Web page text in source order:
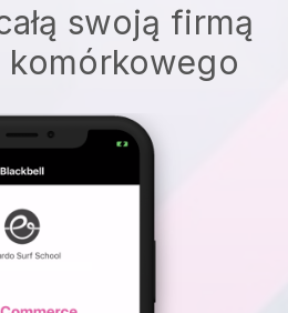
swoją firmą